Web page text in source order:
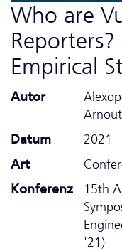
Who are
Empirical
Autor
Datum
2021
Art
Konferenz
15th
'21)